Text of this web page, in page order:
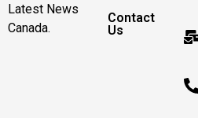
Latest News
Canada.
Contact
Us